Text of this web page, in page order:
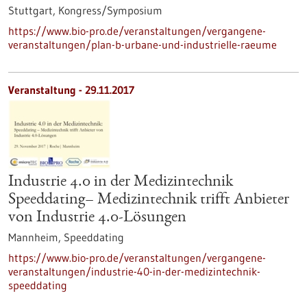
Stuttgart, Kongress/Symposium
https://www.bio-pro.de/veranstaltungen/vergangene-
veranstaltungen/plan-b-urbane-und-industrielle-raeume
Veranstaltung - 29.11.2017
Industrie 4.0 in der Medizintechnik
Speeddating– Medizintechnik trifft Anbieter
von Industrie 4.0-Lösungen
Mannheim, Speeddating
https://www.bio-pro.de/veranstaltungen/vergangene-
veranstaltungen/industrie-40-in-der-medizintechnik-
speeddating